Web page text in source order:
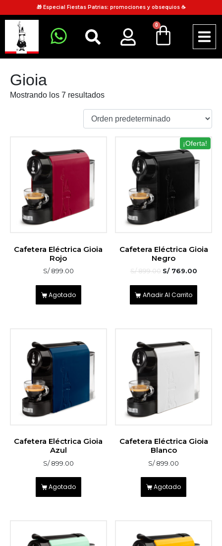
🎁 Especial Fiestas Patrias: promociones y obsequios ☕
0
Gioia
Mostrando los 7 resultados
Cafetera Eléctrica Gioia
Rojo
S/899.00
Agotado
¡Oferta!
Cafetera Eléctrica Gioia
Negro
S/899.00 S/769.00
Añadir Al Carrito
Cafetera Eléctrica Gioia
Azul
S/899.00
Agotado
Cafetera Eléctrica Gioia
Blanco
S/899.00
Agotado